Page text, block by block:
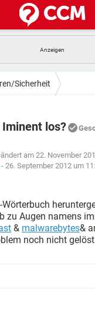
TIKTOK
TIKTOK
TIKTOK
HARDWARE
IOS
TIKTOK
Sicherheit
los?
am 22. November
- 26. September 2012 um
zu Augen namens
& malwarebytes&
noch nicht